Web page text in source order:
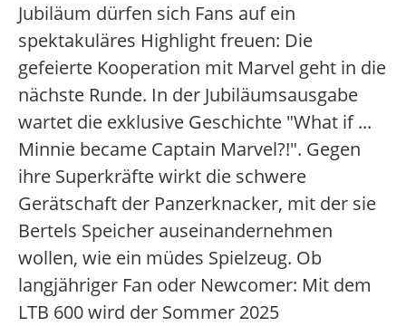
Jubiläum dürfen sich Fans auf ein
spektakuläres Highlight freuen: Die
gefeierte Kooperation mit Marvel geht in die
nächste Runde. In der Jubiläumsausgabe
wartet die exklusive Geschichte "What if ...
Minnie became Captain Marvel?!". Gegen
ihre Superkräfte wirkt die schwere
Gerätschaft der Panzerknacker, mit der sie
Bertels Speicher auseinandernehmen
wollen, wie ein müdes Spielzeug. Ob
langjähriger Fan oder Newcomer: Mit dem
LTB 600 wird der Sommer 2025